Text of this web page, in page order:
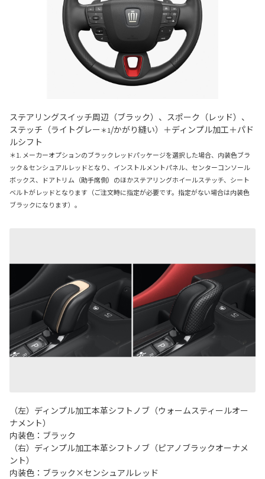
ステアリングスイッチ周辺（ブラック）、スポーク（レッド）、
ステッチ（ライトグレー＊1/かがり縫い）＋ディンプル加工＋パド
ルシフト
＊1. メーカーオプションのブラックレッドパッケージを選択した場合、内装色ブラ
ック＆センシュアルレッドとなり、インストルメントパネル、センターコンソール
ボックス、ドアトリム（助手席側）のほかステアリングホイールステッチ、シート
ベルトがレッドとなります（ご注文時に指定が必要です。指定がない場合は内装色
ブラックになります）。
（左）ディンプル加工本革シフトノブ（ウォームスティールオー
ナメント）
内装色：ブラック
（右）ディンプル加工本革シフトノブ（ピアノブラックオーナメ
ント）
内装色：ブラック×センシュアルレッド